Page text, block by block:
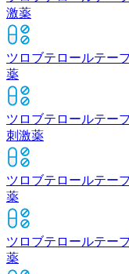
激薬
ツロブテロールテー
薬
ツロブテロールテー
刺激薬
ツロブテロールテー
薬
ツロブテロールテー
薬